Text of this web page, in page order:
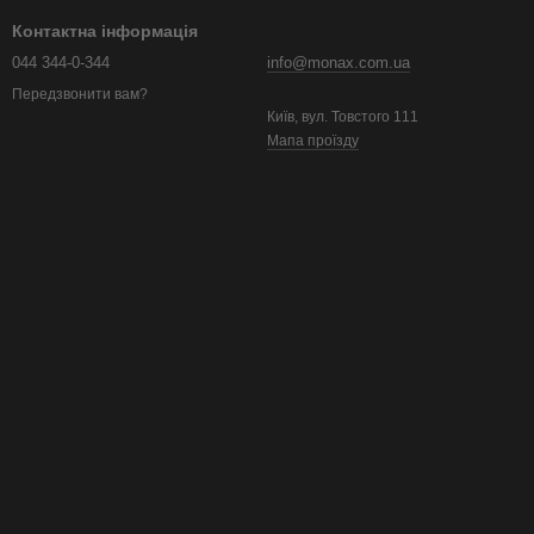
Контактна інформація
044 344-0-344
Передзвонити вам?
info@monax.com.ua
Київ, вул. Товстого 111
Мапа проїзду